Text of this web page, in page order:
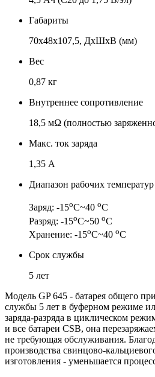
Габариты
70x48x107,5, ДхШхВ (мм)
Вес
0,87 кг
Внутреннее сопротивление
18,5 мΩ (полностью
Макс. ток заряда
1,35 А
Диапазон рабочих температур
Заряд: -15оС~40 оС
Разряд: -15оС~50 оС
Хранение: -15оС~40 оС
Срок службы
5 лет
Модель GP 645 - батарея общего
службы 5 лет в буферном режиме
заряда-разряда в циклическом
и все батареи CSB, она
не требующая обслуживания.
производства свинцово-
изготовления - уменьшается